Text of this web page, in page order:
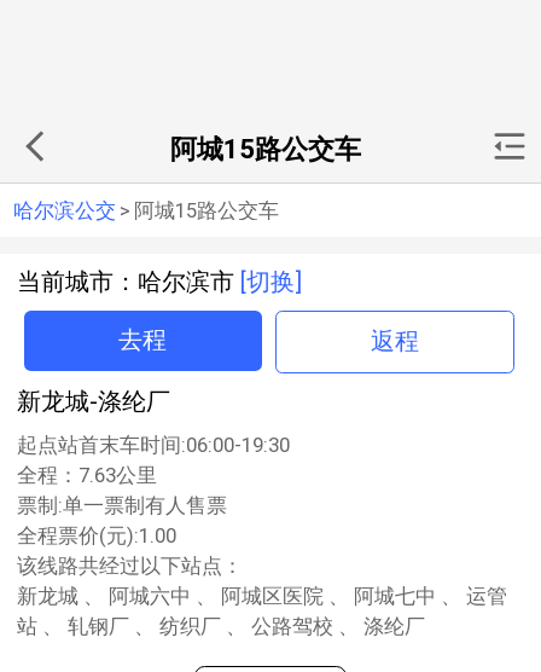
阿城15路公交车
哈尔滨公交 > 阿城15路公交车
当前城市：哈尔滨市 [切换]
去程 返程
新龙城-涤纶厂
起点站首末车时间:06:00-19:30
全程：7.63公里
票制:单一票制有人售票
全程票价(元):1.00
该线路共经过以下站点：
新龙城 、 阿城六中 、 阿城区医院 、 阿城七中 、 运管
站 、 轧钢厂 、 纺织厂 、 公路驾校 、 涤纶厂